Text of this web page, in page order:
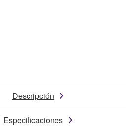
Descripción
Especificaciones